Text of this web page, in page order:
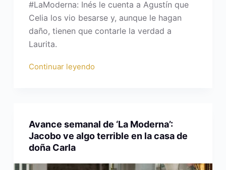
#LaModerna: Inés le cuenta a Agustín que
Celia los vio besarse y, aunque le hagan
daño, tienen que contarle la verdad a
Laurita.
Continuar leyendo
Avance semanal de ‘La Moderna’:
Jacobo ve algo terrible en la casa de
doña Carla